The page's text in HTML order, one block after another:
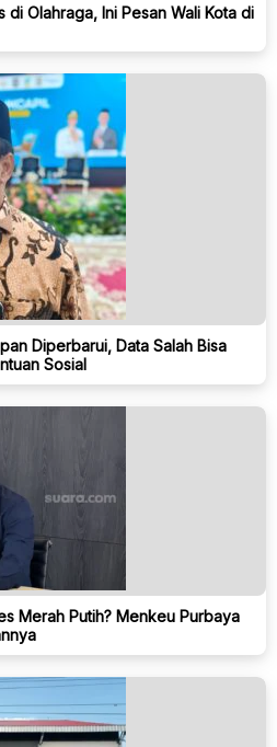
di Olahraga, Ini Pesan Wali Kota di
Diperbarui, Data Salah Bisa
Sosial
Merah Putih? Menkeu Purbaya